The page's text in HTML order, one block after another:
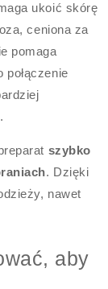
ukoić skórę
ceniona za
pomaga
połączenie
szybko
. Dzięki
nawet
aby